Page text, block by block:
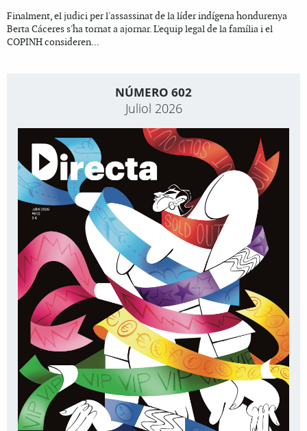
Finalment, el judici per l'assassinat de la líder indígena hondurenya
Berta Cáceres s'ha tornat a ajornar. L'equip legal de la família i el
COPINH consideren...
NÚMERO 602
Juliol 2026